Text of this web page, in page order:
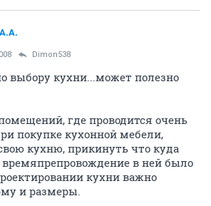
Dimon538
выбору кухни...может полезно
где проводится очень
покупке кухонной мебели,
кухню, прикинуть что куда
времяпрепровождение в ней было
кухни важно
и размеры.